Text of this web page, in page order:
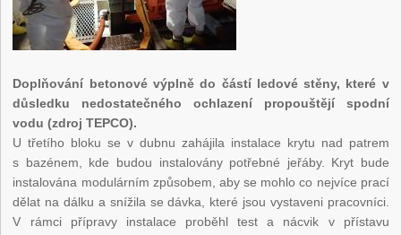
Doplňování betonové výplně do částí ledové stěny, které v
důsledku nedostatečného ochlazení propouštějí spodní
vodu (zdroj TEPCO).
U třetího bloku se v dubnu zahájila instalace krytu nad patrem
s bazénem, kde budou instalovány potřebné jeřáby. Kryt bude
instalována modulárním způsobem, aby se mohlo co nejvíce prací
dělat na dálku a snížila se dávka, které jsou vystaveni pracovníci.
V rámci přípravy instalace proběhl test a nácvik v přístavu